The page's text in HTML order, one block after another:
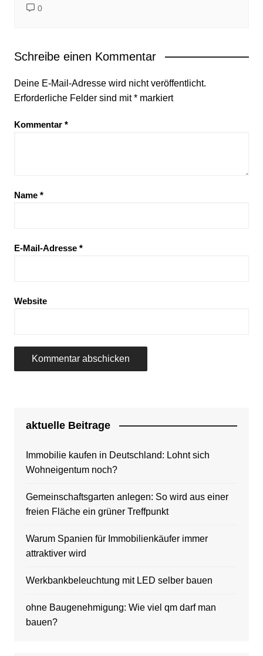
0
Schreibe einen Kommentar
Deine E-Mail-Adresse wird nicht veröffentlicht.
Erforderliche Felder sind mit*markiert
Kommentar *
Name *
E-Mail-Adresse *
Website
aktuelle Beitrage
Immobilie kaufen in Deutschland: Lohnt sich
Wohneigentum noch?
Gemeinschaftsgarten anlegen: So wird aus einer
freien Fläche ein grüner Treffpunkt
Warum Spanien für Immobilienkäufer immer
attraktiver wird
Werkbankbeleuchtung mit LED selber bauen
ohne Baugenehmigung: Wie viel qm darf man
bauen?